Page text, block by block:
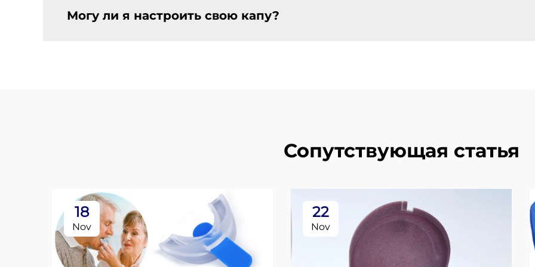
Могу ли я настроить свою капу?
Сопутствующая статья
18
Nov
22
Nov